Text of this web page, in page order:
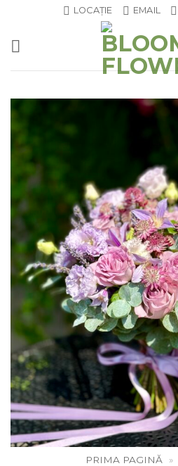
content
LOCAȚIE EMAIL
PRIMA PAGINĂ »